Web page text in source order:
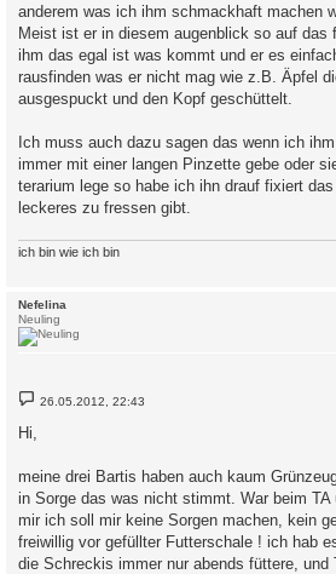
anderem was ich ihm schmackhaft machen
Meist ist er in diesem augenblick so auf das
ihm das egal ist was kommt und er es
rausfinden was er nicht mag wie z.B. Äpfel
ausgespuckt und den Kopf geschüttelt.
Ich muss auch dazu sagen das wenn ich
immer mit einer langen Pinzette gebe oder
terarium lege so habe ich ihn drauf fixiert
leckeres zu fressen gibt.
ich bin wie ich bin
Nefelina
Neuling
B
e
t
a
g
26.05.2012, 22:43
Hi,
meine drei Bartis haben auch kaum
in Sorge das was nicht stimmt. War beim TA
mir ich soll mir keine Sorgen machen, kein
freiwillig vor gefüllter Futterschale ! ich hab
die Schreckis immer nur abends füttere, und